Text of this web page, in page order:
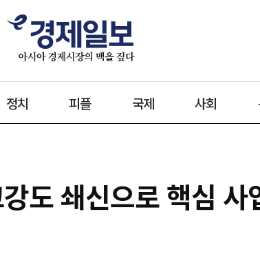
정치 피플 국제 사회
도 쇄신으로 핵심